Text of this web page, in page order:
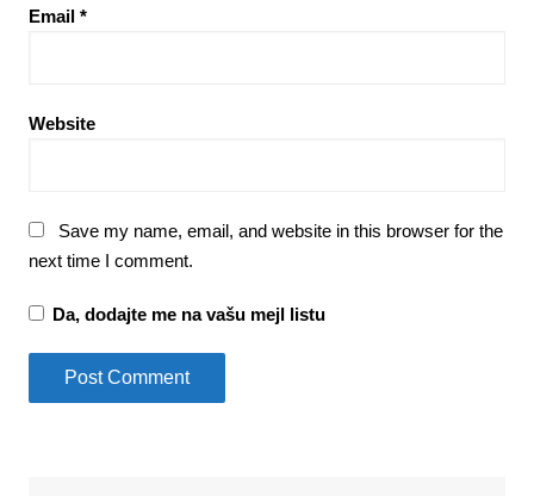
Email *
Website
Save my name, email, and website in this browser for the
next time I comment.
Da, dodajte me na vašu mejl listu